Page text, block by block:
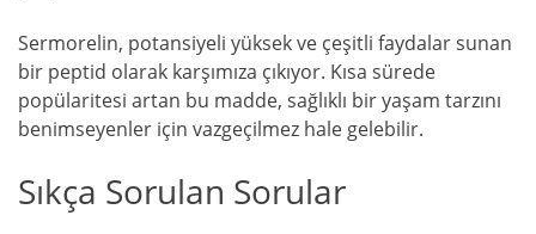
Sermorelin, potansiyeli yüksek ve çeşitli faydalar sunan
bir peptid olarak karşımıza çıkıyor. Kısa sürede
popülaritesi artan bu madde, sağlıklı bir yaşam tarzını
benimseyenler için vazgeçilmez hale gelebilir.
Sıkça Sorulan Sorular